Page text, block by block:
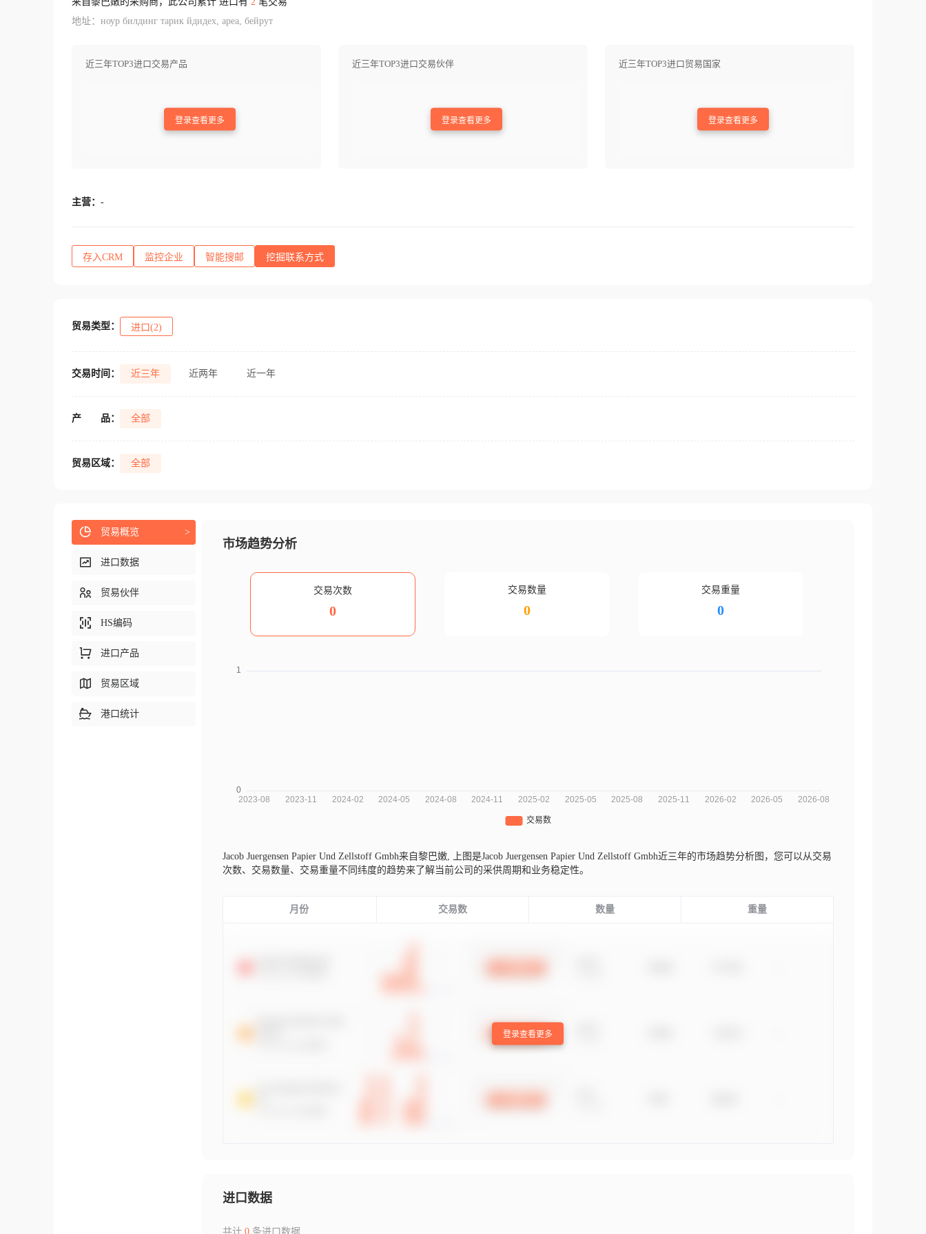
地址：ноур билдинг тарик йдидех, ареа, бейрут
近三年TOP3进口交易产品
登录查看更多
近三年TOP3进口交易伙伴
登录查看更多
近三年TOP3进口贸易国家
登录查看更多
主营： -
存入CRM 监控企业 智能搜邮 挖掘联系方式
贸易类型： 进口(2)
交易时间： 近三年 近两年 近一年
产 品： 全部
贸易区域： 全部
市场趋势分析
交易次数
0
交易数量
0
交易重量
0
Jacob Juergensen Papier Und Zellstoff Gmbh来自黎巴嫩,
上图是Jacob Juergensen Papier Und Zellstoff Gmbh近三年的市场趋势分析图，您可以从交易
次数、交易数量、交易重量不同纬度的趋势来了解当前公司的采供周期和业务稳定性。
月份 交易数 数量 重量
登录查看更多
进口数据
共计 0条进口数据
贸易概览 >
进口数据
贸易伙伴
HS编码
进口产品
贸易区域
港口统计